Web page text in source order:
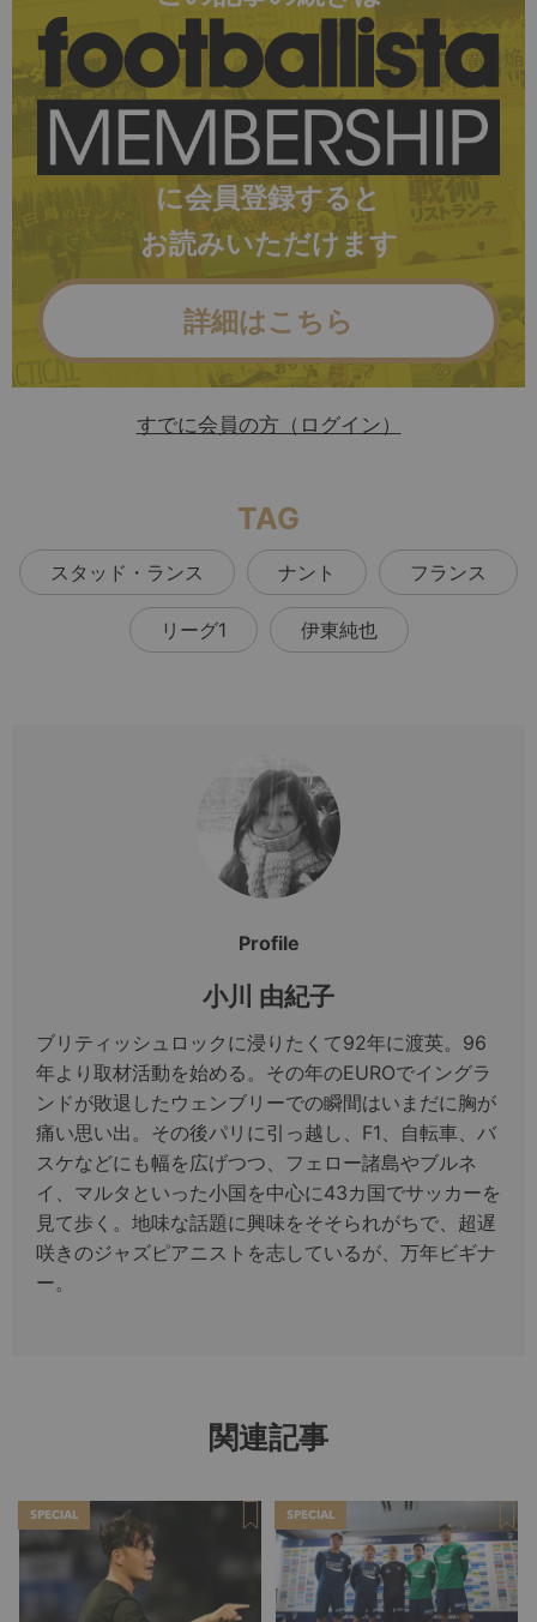
に会員登録すると
お読みいただけます
詳細はこちら
すでに会員の方（ログイン）
TAG
スタッド・ランス ナント フランス
リーグ1 伊東純也
Profile
小川 由紀子
ブリティッシュロックに浸りたくて92年に渡英。96
年より取材活動を始める。その年のEUROでイングラ
ンドが敗退したウェンブリーでの瞬間はいまだに胸が
痛い思い出。その後パリに引っ越し、F1、自転車、バ
スケなどにも幅を広げつつ、フェロー諸島やブルネ
イ、マルタといった小国を中心に43カ国でサッカーを
見て歩く。地味な話題に興味をそそられがちで、超遅
咲きのジャズピアニストを志しているが、万年ビギナ
ー。
関連記事
SPECIAL SPECIAL